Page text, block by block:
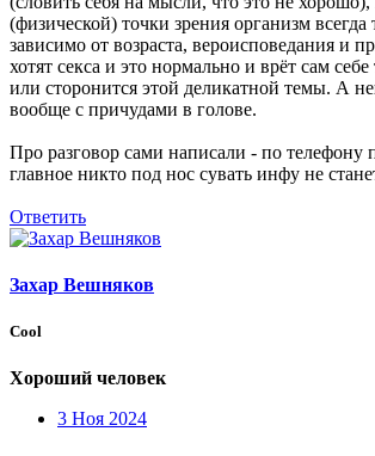
(физической) точки зрения организм всегда
зависимо от возраста, вероисповедания и
хотят секса и это нормально и врёт сам себе
или сторонится этой деликатной темы. А
вообще с причудами в голове.
Про разговор сами написали - по телефону
главное никто под нос сувать инфу не
Ответить
Захар Вешняков
Cool
Хороший человек
3 Ноя 2024